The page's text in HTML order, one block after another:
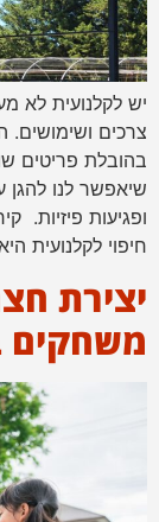
יש לקלנועית לא
צרכים ושימושים.
בהובלת פריטים
שיאפשר לנו להגן
ופגיעות פיזיות.
חיפוי לקלנועית
יצירת
משחקים